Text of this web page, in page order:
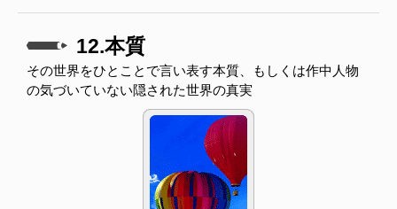
12.本質
その世界をひとことで言い表す本質、もしくは作中人物
の気づいていない隠された世界の真実